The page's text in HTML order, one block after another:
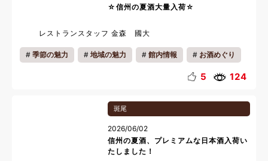
☆信州の夏酒大量入荷☆
レストランスタッフ 金森 國大
季節の魅力 地域の魅力 館内情報 お酒めぐり
お祝い
5 124
斑尾
2026/06/02
信州の夏酒、プレミアムな日本酒入荷い
たしました！